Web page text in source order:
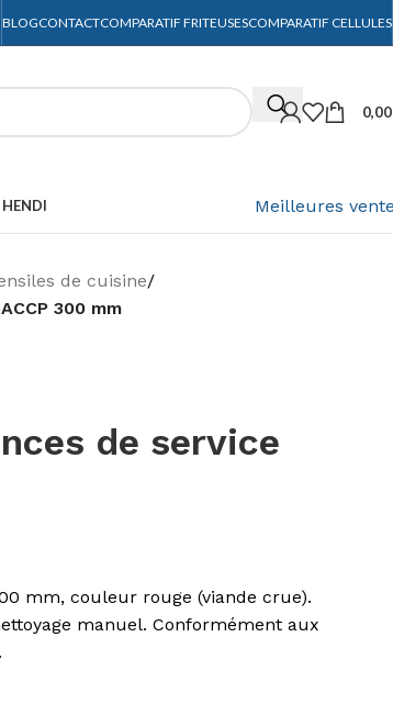
BLOGCONTACTCOMPARATIF FRITEUSESCOMPARATIF CELLULES
Meilleures
de cuisine/
300 mm
de service
mm, couleur rouge (viande crue).
manuel. Conformément aux